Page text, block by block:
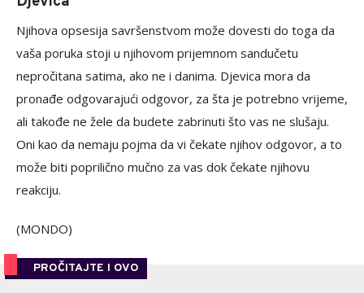
Njihova opsesija savršenstvom može dovesti do toga da
vaša poruka stoji u njihovom prijemnom sandučetu
nepročitana satima, ako ne i danima. Djevica mora da
pronađe odgovarajući odgovor, za šta je potrebno vrijeme,
ali takođe ne žele da budete zabrinuti što vas ne slušaju.
Oni kao da nemaju pojma da vi čekate njihov odgovor, a to
može biti poprilično mučno za vas dok čekate njihovu
reakciju.
(MONDO)
PROČITAJTE I OVO